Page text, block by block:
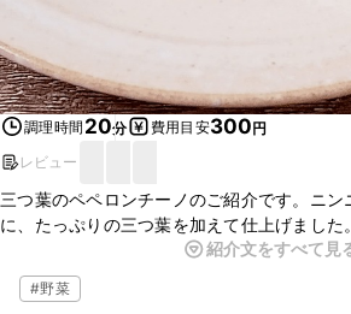
調理時間 20分 費用目安300円
レビュー
三つ葉のペペロンチーノのご紹介です。ニン
に、たっぷりの三つ葉を加えて仕上げました
の爪のピリッとした辛みがアクセントになっ
くださいね。
紹介文をすべて見
#野菜